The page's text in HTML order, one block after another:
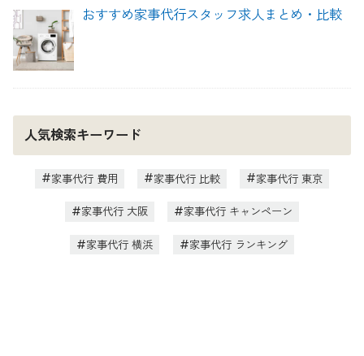
おすすめ家事代行スタッフ求人まとめ・比較
人気検索キーワード
家事代行 費用 家事代行 比較 家事代行 東京
家事代行 大阪 家事代行 キャンペーン
家事代行 横浜 家事代行 ランキング